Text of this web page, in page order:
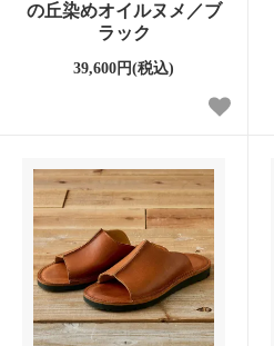
の丘染めオイルヌメ／ブ
ラック
39,600円(税込)